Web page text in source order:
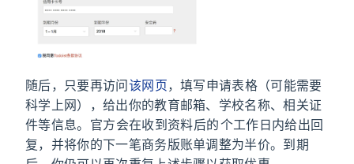
随后，只要再访问 该网页 ，填写申请表格（可能需要
科学上网），给出你的教育邮箱、学校名称、相关证
件等信息。Todoist 官方会在收到资料后的 10 个工作日内给出回
复，并将你的下一笔商务版账单调整为半价。到期